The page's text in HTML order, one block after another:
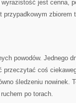
jest cenna,
przypadkowym
powodów. Jednego
przeczytać coś
śledzeniu nowinek.
po torach.